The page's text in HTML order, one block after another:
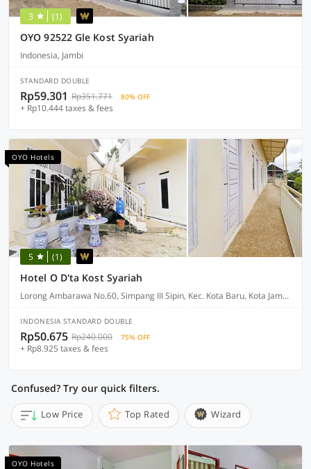
3 (1)
OYO 92522 Gle Kost Syariah
Indonesia, Jambi
STANDARD DOUBLE
Rp59.301 Rp351.771 80% OFF
+ Rp10.444 taxes & fees
OYO Hotels
5 (1)
Hotel O D'ta Kost Syariah
Lorong Ambarawa No.60, Simpang III Sipin, Kec. Kota Baru, Kota Jambi, Jambi 36129
INDONESIA STANDARD DOUBLE
Rp50.675 Rp240.000 75% OFF
+ Rp8.925 taxes & fees
Confused? Try our quick filters.
Low Price Top Rated Wizard
OYO Hotels